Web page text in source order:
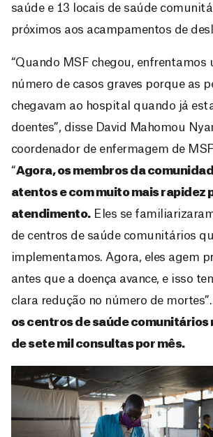
saúde e 13 locais de saúde
próximos aos acampamentos de
“Quando MSF chegou, enfrentamos
número de casos graves porque as
chegavam ao hospital quando já
doentes”, disse David Mahomou
coordenador de enfermagem de
“Agora, os membros da
atentos e com muito mais rapidez
atendimento.Eles se
de centros de saúde comunitários
implementamos. Agora, eles agem
antes que a doença avance, e isso
clara redução no número de mortes”.
os centros de saúde comunitários
de sete mil consultas por mês.